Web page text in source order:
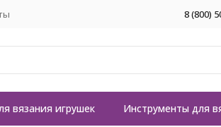
8 (800)
вязания игрушек Инструменты для